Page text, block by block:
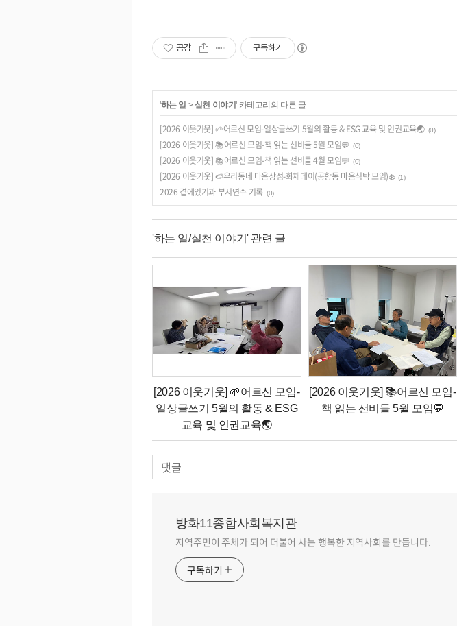
공감 구독하기
'하는 일 > 실천 이야기' 카테고리의 다른 글
[2026 이웃기웃] 🌱어르신 모임-일상글쓰기 5월의 활동 & ESG 교육 및 인권교육🌏 (0)
[2026 이웃기웃] 📚어르신 모임-책 읽는 선비들 5월 모임💬 (0)
[2026 이웃기웃] 📚어르신 모임-책 읽는 선비들 4월 모임💬 (0)
[2026 이웃기웃] 🍉우리동네 마음상점-화채데이(공항동 마음식탁 모임)❄️ (1)
2026 곁에있기과 부서연수 기록 (0)
'하는 일/실천 이야기' 관련 글
[2026 이웃기웃] 🌱어르신 모임-
일상글쓰기 5월의 활동 & ESG
교육 및 인권교육🌏
[2026 이웃기웃] 📚어르신 모임-
책 읽는 선비들 5월 모임💬
댓글
방화11종합사회복지관
지역주민이 주체가 되어 더불어 사는 행복한 지역사회를 만듭니다.
구독하기